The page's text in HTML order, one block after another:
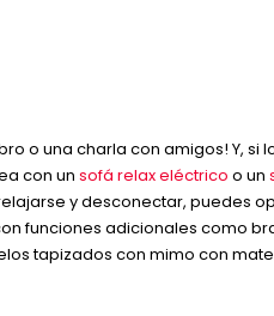
o una charla con amigos! Y, si
con unsofá relax eléctrico o un
y desconectar, puedes
funciones adicionales como
tapizados con mimo con